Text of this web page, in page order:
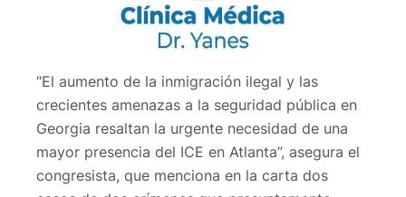
“El aumento de la inmigración ilegal y las
crecientes amenazas a la seguridad pública en
Georgia resaltan la urgente necesidad de una
mayor presencia del ICE en Atlanta”, asegura el
congresista, que menciona en la carta dos